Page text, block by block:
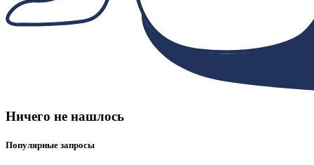
Ничего не нашлось
Популярные запросы